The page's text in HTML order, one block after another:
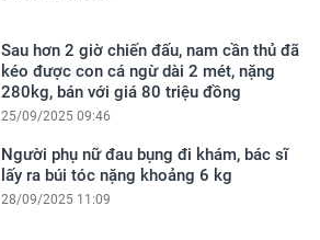
Sau hơn 2 giờ chiến đấu, nam cần thủ đã
kéo được con cá ngừ dài 2 mét, nặng
280kg, bán với giá 80 triệu đồng
25/09/2025 09:46
Người phụ nữ đau bụng đi khám, bác sĩ
lấy ra búi tóc nặng khoảng 6 kg
28/09/2025 11:09